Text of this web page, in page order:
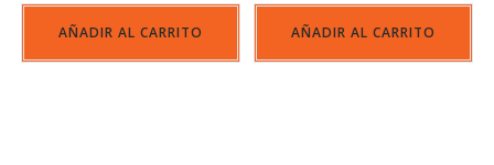
AÑADIR AL CARRITO AÑADIR AL CARRITO